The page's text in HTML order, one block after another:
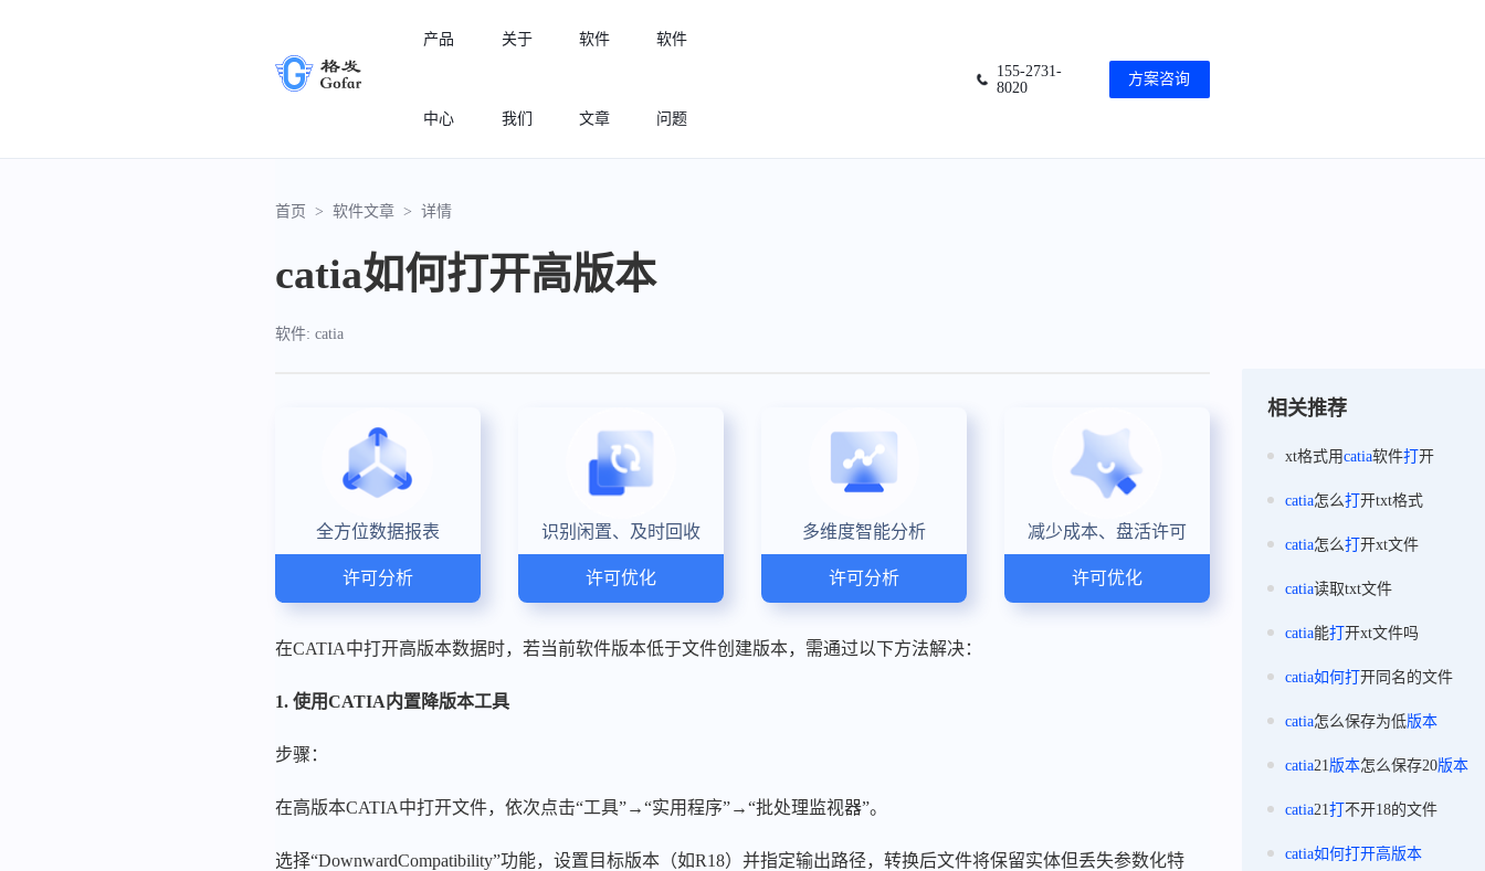
产品
中心
许可分析
实现专业软件许可精细化管理
关于
我们
软件
文章
软件
问题
155-2731-
8020
方案咨询
首页 > 软件文章 > 详情
catia如何打开高版本
软件: catia
全方位数据报表
许可分析
识别闲置、及时回收
许可优化
多维度智能分析
许可分析
减少成本、盘活许可
许可优化
在CATIA中打开高版本数据时，若当前软件版本低于文件创建版本，需通过以下方法解决：
1. 使用CATIA内置降版本工具
步骤：
在高版本CATIA中打开文件，依次点击“工具”→“实用程序”→“批处理监视器”。
选择“DownwardCompatibility”功能，设置目标版本（如R18）并指定输出路径，转换后文件将保留实体但丢失参数化特
相关推荐
xt格式用catia软件打 开
catia怎么打 开txt格式
catia怎么打 开xt文件
catia读取txt文件
catia能打 开xt文件吗
catia如何打 开同名的文件
catia怎么保存为低版本
catia21版本怎么保存20版本
catia21打 不开18的文件
catia如何打 开高版本